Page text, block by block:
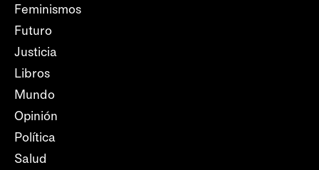
Feminismos
Futuro
Justicia
Libros
Mundo
Opinión
Política
Salud